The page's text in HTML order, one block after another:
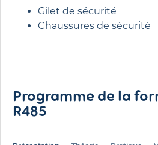
Gilet de sécurité
Chaussures de sécurité
Programme de la
R485